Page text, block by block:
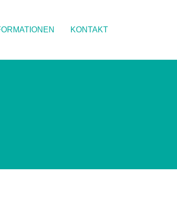
KONTAKT